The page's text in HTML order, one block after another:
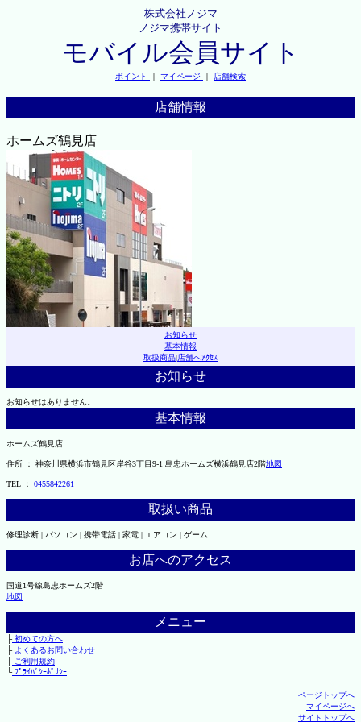
株式会社ノジマ
ノジマ携帯サイト
モバイル会員サイト
ポイント ｜ マイページ ｜ 店舗検索
店舗情報
ホームズ鶴見店
お知らせ
基本情報
取扱商品|店舗へｱｸｾｽ
お知らせ
お知らせはありません。
基本情報
ホームズ鶴見店
住所 ： 神奈川県横浜市鶴見区岸谷3丁目9-1 島忠ホームズ横浜鶴見店2階地図
TEL ： 0455842261
取扱い商品
修理診断 | パソコン | 携帯電話 | 家電 | エアコン | ゲーム
お店へのアクセス
国道1号線島忠ホームズ2階
地図
メニュー
├初めての方へ
├ よくあるお問い合わせ
├ご利用規約
└ﾌﾟﾗｲﾊﾞｼｰﾎﾟﾘｼｰ
ページトップへ
マイページへ
サイトトップへ